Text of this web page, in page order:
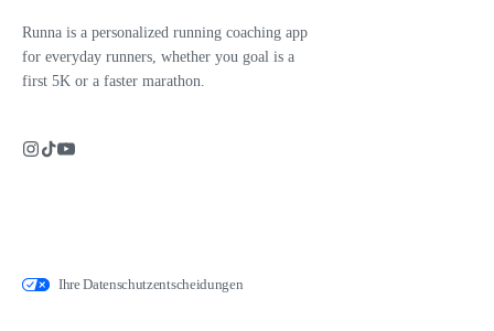
Runna is a personalized running coaching app
for everyday runners, whether you goal is a
first 5K or a faster marathon.
Ihre Datenschutzentscheidungen